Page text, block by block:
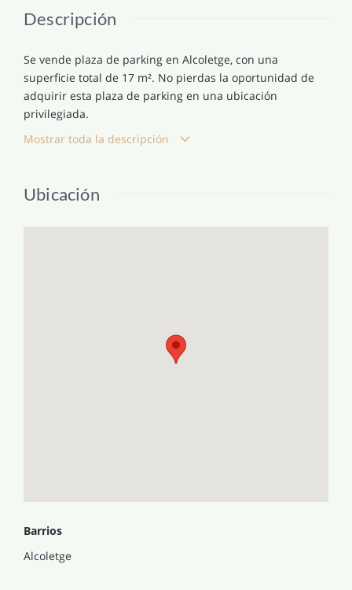
Descripción
Se vende plaza de parking en Alcoletge, con una
superficie total de 17 m². No pierdas la oportunidad de
adquirir esta plaza de parking en una ubicación
privilegiada.
Mostrar toda la descripción
Ubicación
Barrios
Alcoletge